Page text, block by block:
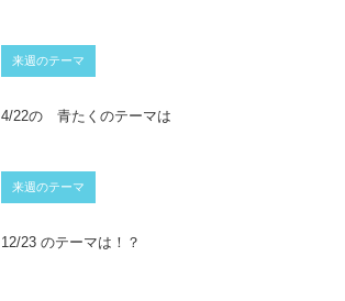
来週のテーマ
4/22の 青たくのテーマは
来週のテーマ
12/23 のテーマは！？